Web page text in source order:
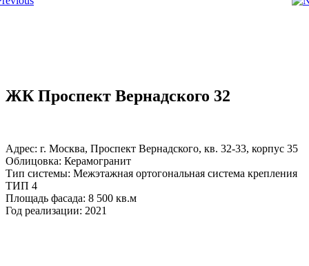
ЖК Проспект Вернадского 32
Адрес: г. Москва, Проспект Вернадского, кв. 32-33, корпус 35
Облицовка: Керамогранит
Тип системы: Межэтажная ортогональная система крепления
ТИП 4
Площадь фасада: 8 500 кв.м
Год реализации: 2021